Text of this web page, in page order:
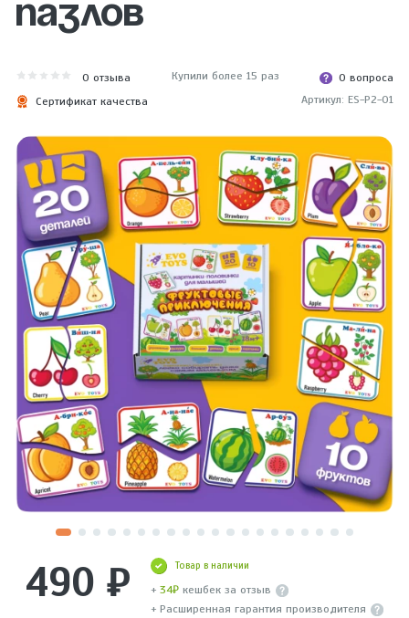
пазлов
0 отзыва Купили более 15 раз
0 вопроса
Сертификат качества
Артикул: ES-P2-01
490 ₽ Товар в наличии
+ 34₽кешбек за отзыв
+ Расширенная гарантия производителя